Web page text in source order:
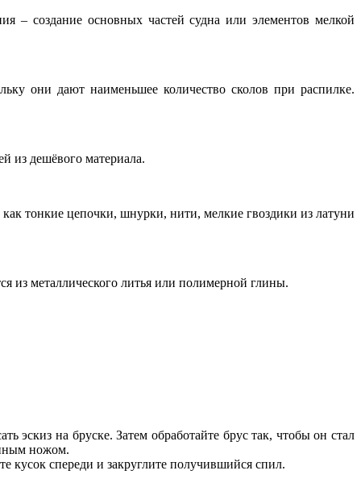
– создание основных частей судна или элементов мелкой
они дают наименьшее количество сколов при распилке.
из дешёвого материала.
тонкие цепочки, шнурки, нити, мелкие гвоздики из латуни
из металлического литья или полимерной глины.
эскиз на бруске. Затем обработайте брус так, чтобы он стал
ножом.
кусок спереди и закруглите получившийся спил.